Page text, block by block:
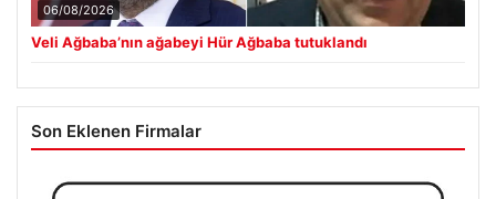
06/08/2026
Veli Ağbaba’nın ağabeyi Hür Ağbaba tutuklandı
Son Eklenen Firmalar